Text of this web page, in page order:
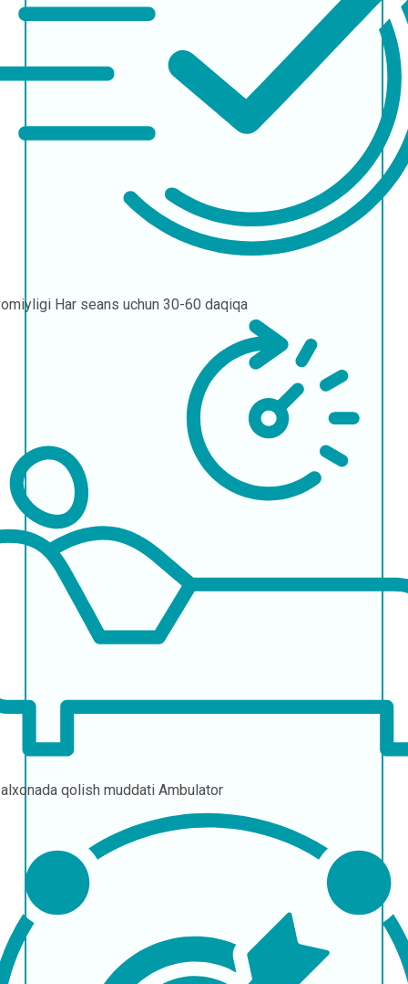
Har seans uchun 30-60 daqiqa
qolish muddati Ambulator